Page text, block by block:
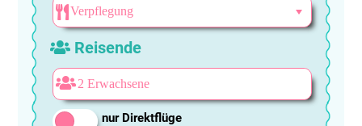
Reisende
nur Direktflüge